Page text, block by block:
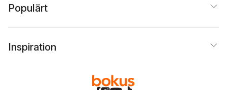
Populärt
Inspiration